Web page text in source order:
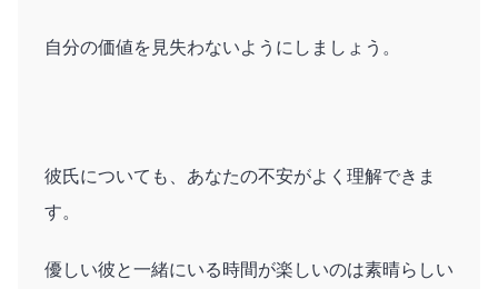
自分の価値を見失わないようにしましょう。
彼氏についても、あなたの不安がよく理解できま
す。
優しい彼と一緒にいる時間が楽しいのは素晴らしい